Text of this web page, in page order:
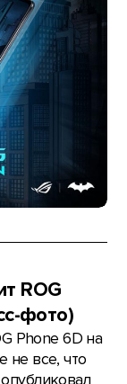
ROG
фото)
Phone 6D на
не все, что